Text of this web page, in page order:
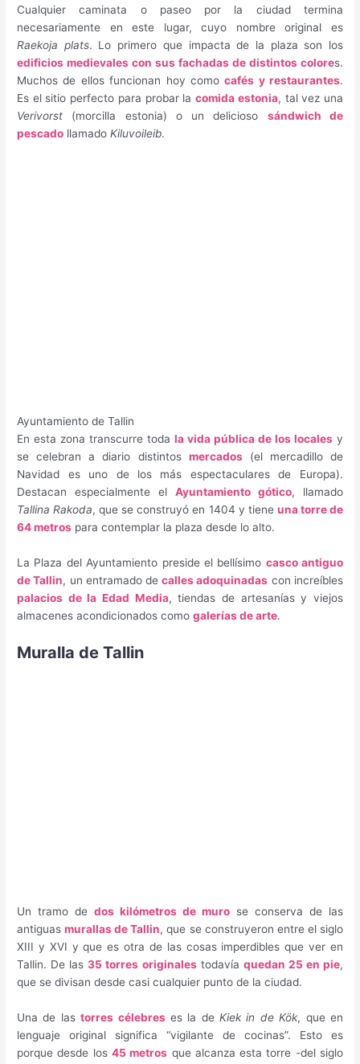
Cualquier caminata o paseo por la ciudad termina
necesariamente en este lugar, cuyo nombre original es
Raekoja plats. Lo primero que impacta de la plaza son los
edificios medievales con sus fachadas de distintos colores.
Muchos de ellos funcionan hoy comocafés y restaurantes.
Es el sitio perfecto para probar lacomida estonia, tal vez una
Verivorst (morcilla estonia) o un delicioso sándwich de
pescado llamadoKiluvoileib.
Ayuntamiento de Tallin
En esta zona transcurre todala vida pública de los localesy
se celebran a diario distintos mercados(el mercadillo de
Navidad es uno de los más espectaculares de Europa).
Destacan especialmente el Ayuntamiento gótico, llamado
Tallina Rakoda, que se construyó en 1404 y tiene una torre de
64 metros para contemplar la plaza desde lo alto.
La Plaza del Ayuntamiento preside el bellísimo casco antiguo
de Tallin, un entramado decalles adoquinadas con increíbles
palacios de la Edad Media, tiendas de artesanías y viejos
almacenes acondicionados comogalerías de arte.
Muralla de Tallin
Un tramo dedos kilómetros de muro se conserva de las
antiguasmurallas de Tallin, que se construyeron entre el siglo
XIII y XVI y que es otra de las cosas imperdibles que ver en
Tallin. De las35 torres originalestodavía quedan 25 en pie,
que se divisan desde casi cualquier punto de la ciudad.
Una de lastorres célebreses la deKiek in de Kök, que en
lenguaje original significa “vigilante de cocinas”. Esto es
porque desde los 45 metros que alcanza esta torre -del siglo